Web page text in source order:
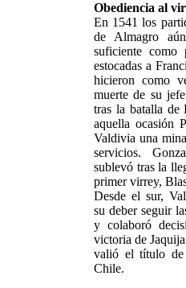
Obediencia al
En 1541 los
de Almagro
suficiente como
estocadas a
hicieron como
muerte de su
tras la batalla de
aquella ocasión
Valdivia una
servicios.
sublevó tras la
primer virrey,
Desde el sur,
su deber seguir
y colaboró
victoria de
valió el título de
Chile.